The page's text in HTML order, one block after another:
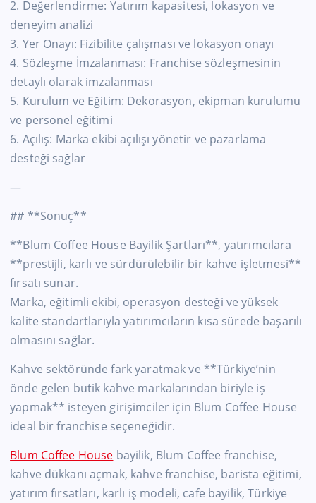
2. Değerlendirme: Yatırım kapasitesi, lokasyon ve
deneyim analizi
3. Yer Onayı: Fizibilite çalışması ve lokasyon onayı
4. Sözleşme İmzalanması: Franchise sözleşmesinin
detaylı olarak imzalanması
5. Kurulum ve Eğitim: Dekorasyon, ekipman kurulumu
ve personel eğitimi
6. Açılış: Marka ekibi açılışı yönetir ve pazarlama
desteği sağlar
—
## **Sonuç**
**Blum Coffee House Bayilik Şartları**, yatırımcılara
**prestijli, karlı ve sürdürülebilir bir kahve işletmesi**
fırsatı sunar.
Marka, eğitimli ekibi, operasyon desteği ve yüksek
kalite standartlarıyla yatırımcıların kısa sürede başarılı
olmasını sağlar.
Kahve sektöründe fark yaratmak ve **Türkiye’nin
önde gelen butik kahve markalarından biriyle iş
yapmak** isteyen girişimciler için Blum Coffee House
ideal bir franchise seçeneğidir.
Blum Coffee House bayilik, Blum Coffee franchise,
kahve dükkanı açmak, kahve franchise, barista eğitimi,
yatırım fırsatları, karlı iş modeli, cafe bayilik, Türkiye